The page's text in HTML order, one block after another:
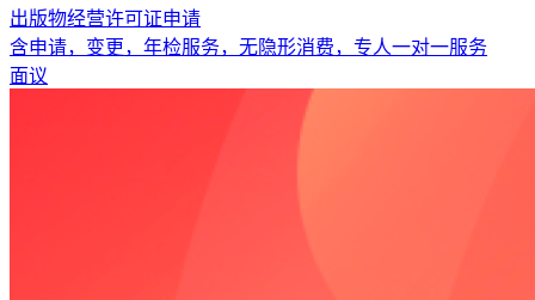
出版物经营许可证申请
含申请，变更，年检服务，无隐形消费，专人一对一服务
面议